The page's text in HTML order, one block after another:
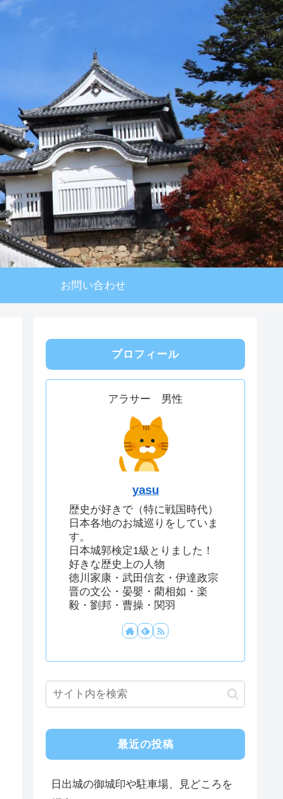
お問い合わせ
プロフィール
アラサー 男性
yasu
歴史が好きで（特に戦国時代）
日本各地のお城巡りをしていま
す。
日本城郭検定1級とりました！
好きな歴史上の人物
徳川家康・武田信玄・伊達政宗
晋の文公・晏嬰・藺相如・楽
毅・劉邦・曹操・関羽
最近の投稿
日出城の御城印や駐車場、見どころを